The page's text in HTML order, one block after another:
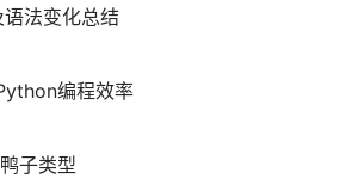
法变化总结
编程效率
子类型